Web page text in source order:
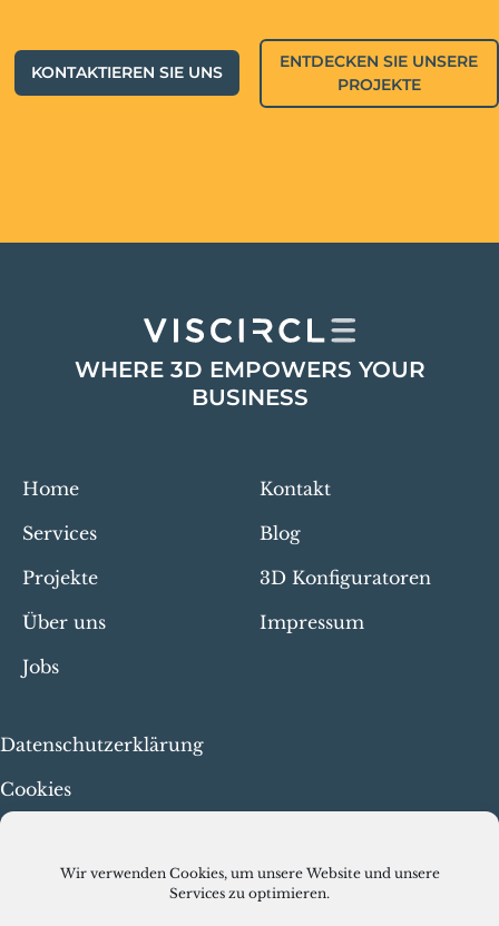
Wir verwenden Cookies, um unsere Website und unsere
Services zu optimieren.
KONTAKTIEREN SIE UNS
ENTDECKEN SIE UNSERE
PROJEKTE
WHERE 3D EMPOWERS YOUR
BUSINESS
Home
Services
Projekte
Über uns
Jobs
Kontakt
Blog
3D Konfiguratoren
Impressum
Datenschutzerklärung
Cookies